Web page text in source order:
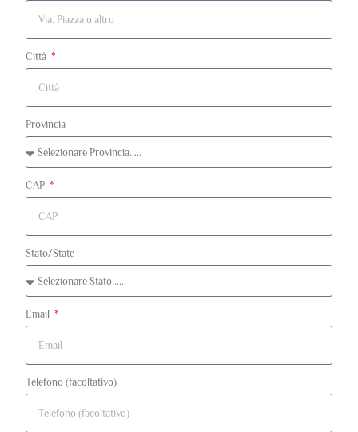
Città
Provincia
CAP
Stato/State
Email
Telefono (facoltativo)